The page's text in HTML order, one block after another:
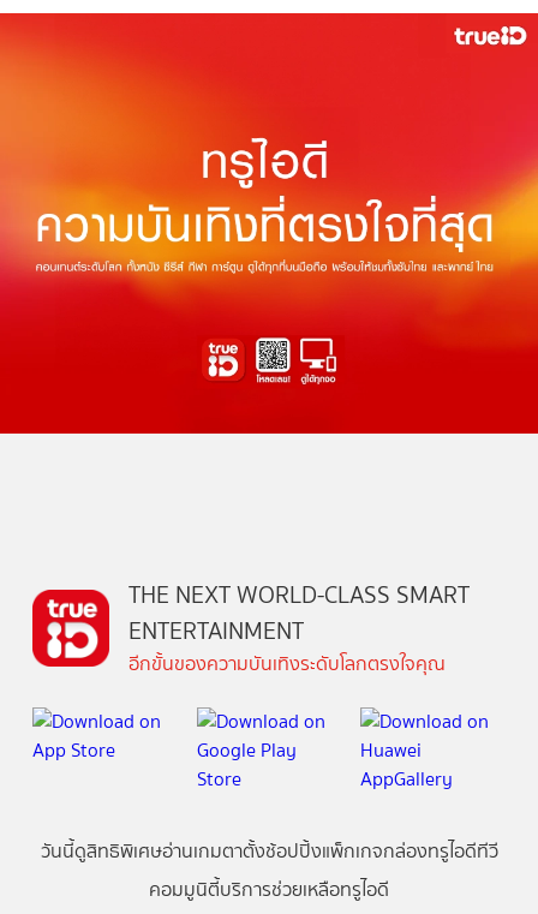
THE NEXT WORLD-CLASS SMART
ENTERTAINMENT
อีกขั้นของความบันเทิงระดับโลกตรงใจคุณ
วันนี้ดูสิทธิพิเศษอ่านเกมตาตั้งช้อปปิ้งแพ็กเกจกล่องทรูไอดีทีวี
คอมมูนิตี้บริการช่วยเหลือทรูไอดี